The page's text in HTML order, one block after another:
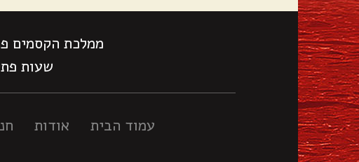
ממלכת הקסמים
שעות פתיחה: א-ה
עמוד הבית אודות